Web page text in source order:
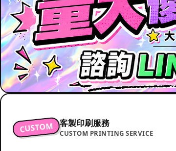
CUSTOM 客製印刷服務
CUSTOM PRINTING SERVICE